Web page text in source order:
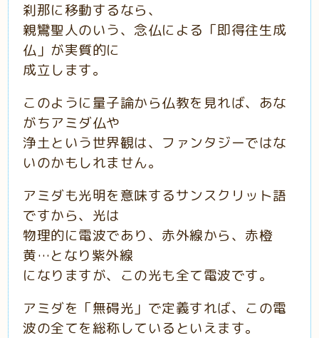
刹那に移動するなら、
親鸞聖人のいう、念仏による「即得往生成
仏」が実質的に
成立します。
このように量子論から仏教を見れば、あな
がちアミダ仏や
浄土という世界観は、ファンタジーではな
いのかもしれません。
アミダも光明を意味するサンスクリット語
ですから、光は
物理的に電波であり、赤外線から、赤橙
黄…となり紫外線
になりますが、この光も全て電波です。
アミダを「無碍光」で定義すれば、この電
波の全てを総称しているといえます。